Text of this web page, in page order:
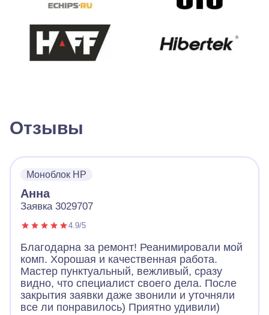
Отзывы
Моноблок HP
Анна
Заявка 3029707
4.9/5
Благодарна за ремонт! Реанимировали мой
комп. Хорошая и качественная работа.
Мастер пунктуальный, вежливый, сразу
видно, что специалист своего дела. После
закрытия заявки даже звонили и уточняли
все ли понравилось) Приятно удивили)